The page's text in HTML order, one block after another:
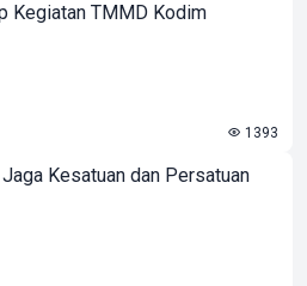
Kegiatan TMMD Kodim
1393
Kesatuan dan Persatuan